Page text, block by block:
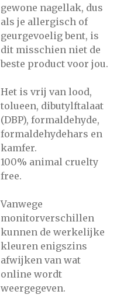
gewone nagellak, dus
als je allergisch of
geurgevoelig bent, is
dit misschien niet de
beste product voor jou.
Het is vrij van lood,
tolueen, dibutylftalaat
(DBP), formaldehyde,
formaldehydehars en
kamfer.
100% animal cruelty
free.
Vanwege
monitorverschillen
kunnen de werkelijke
kleuren enigszins
afwijken van wat
online wordt
weergegeven.